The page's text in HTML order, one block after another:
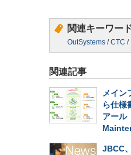
関連キーワー
OutSystems /CTC /
関連記事
メイン
ら仕様
アール
JBCC